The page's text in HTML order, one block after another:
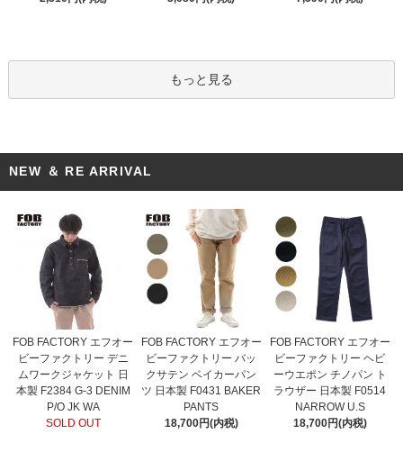
もっと見る
NEW ＆ RE ARRIVAL
FOB FACTORY エフオー
ビーファクトリー デニ
ムワークジャケット 日
本製 F2384 G-3 DENIM
P/O JK WA
SOLD OUT
FOB FACTORY エフオー
ビーファクトリー バッ
クサテン ベイカーパン
ツ 日本製 F0431 BAKER
PANTS
18,700円(内税)
FOB FACTORY エフオー
ビーファクトリー ヘビ
ーウエポン チノパン ト
ラウザー 日本製 F0514
NARROW U.S
18,700円(内税)